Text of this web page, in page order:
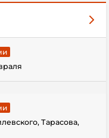
Тарасова,